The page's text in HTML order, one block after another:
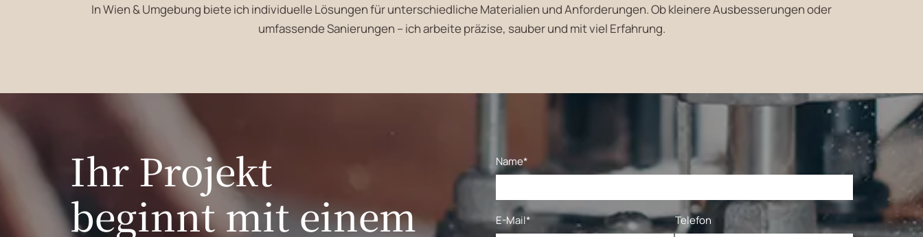
In Wien & Umgebung biete ich individuelle Lösungen für unterschiedliche Materialien und Anforderungen. Ob kleinere Ausbesserungen oder
umfassende Sanierungen – ich arbeite präzise, sauber und mit viel Erfahrung.
Ihr Projekt
beginnt mit einem
Name*
E-Mail* Telefon